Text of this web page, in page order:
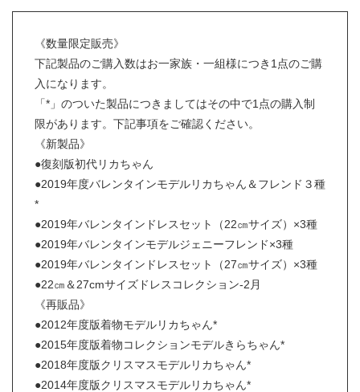
《数量限定販売》
下記製品のご購入数はお一家族・一組様につき1点のご購
入になります。
「*」のついた製品につきましてはその中で1点の購入制
限があります。下記事項をご確認ください。
《新製品》
●復刻版初代リカちゃん
●2019年度バレンタインモデルリカちゃん＆フレンド３種
*
●2019年バレンタインドレスセット（22㎝サイズ）×3種
●2019年バレンタインモデルジェニーフレンド×3種
●2019年バレンタインドレスセット（27㎝サイズ）×3種
●22㎝＆27cmサイズドレスコレクション-2月
《再販品》
●2012年度版着物モデルリカちゃん*
●2015年度版着物コレクションモデルきらちゃん*
●2018年度版クリスマスモデルリカちゃん*
●2014年度版クリスマスモデルリカちゃん*